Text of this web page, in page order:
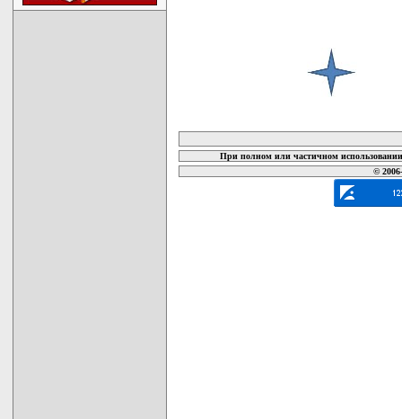
При полном или частичном
©